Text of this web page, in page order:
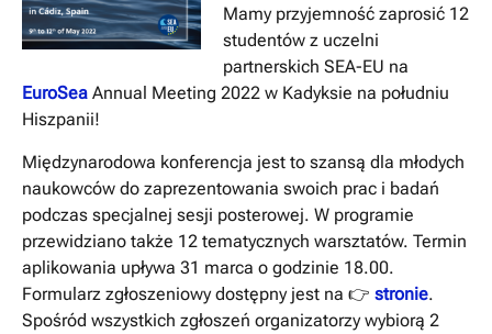
Mamy przyjemność zaprosić 12
studentów z uczelni
partnerskich SEA-EU na
EuroSea Annual Meeting 2022 w Kadyksie na południu
Hiszpanii!
Międzynarodowa konferencja jest to szansą dla młodych
naukowców do zaprezentowania swoich prac i badań
podczas specjalnej sesji posterowej. W programie
przewidziano także 12 tematycznych warsztatów. Termin
aplikowania upływa 31 marca o godzinie 18.00.
Formularz zgłoszeniowy dostępny jest na 👉 stronie.
Spośród wszystkich zgłoszeń organizatorzy wybiorą 2